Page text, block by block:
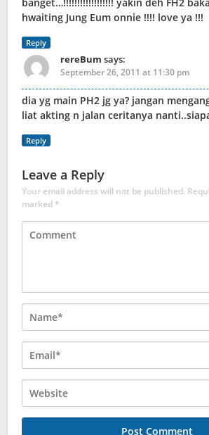
banget…!!!!!!!!!!!!!!!!!! yakin deh FH2
hwaiting Jung Eum onnie !!!! love ya !!!
Reply
rereBum says:
September 26, 2011 at 11:30 pm
dia yg main PH2 jg ya? jangan
liat akting n jalan ceritanya
Reply
Leave a Reply
Your email address will not be published.
marked*